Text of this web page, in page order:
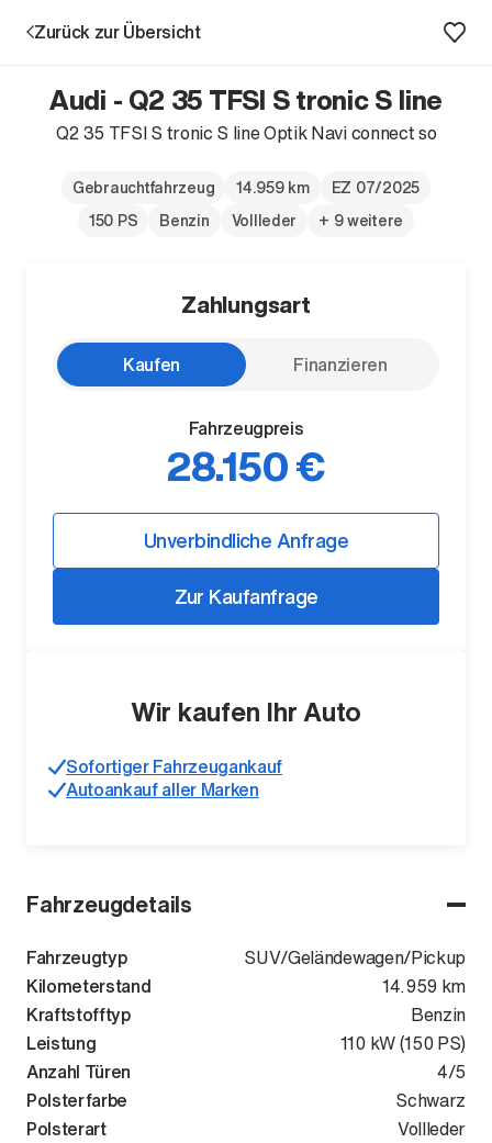
Aktion
Unternehmen
Am 5. September
Zurück zur Übersicht
Fahrzeugdetails
Fahrzeugtyp
SUV/Geländewagen/Pickup
Kilometerstand
14.959 km
Kraftstofftyp
Benzin
Leistung
110 kW (150 PS)
Anzahl Türen
4/5
Polsterfarbe
Schwarz
Polsterart
Vollleder
Audi - Q2 35 TFSI S tronic S line
Q2 35 TFSI S tronic S line Optik Navi connect so
Gebrauchtfahrzeug 14.959 km
EZ 07/2025
150 PS
Benzin Vollleder + 9 weitere
Zahlungsart
Kaufen Finanzieren
Fahrzeugpreis
28.150 €
Unverbindliche Anfrage
Zur Kaufanfrage
Wir kaufen Ihr Auto
Sofortiger Fahrzeugankauf
Autoankauf aller Marken